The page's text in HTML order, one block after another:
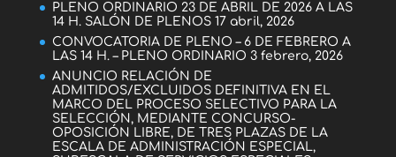
PLENO ORDINARIO 23 DE ABRIL DE 2026 A LAS
14 H. SALÓN DE PLENOS 17 abril, 2026
CONVOCATORIA DE PLENO – 6 DE FEBRERO A
LAS 14 H. – PLENO ORDINARIO 3 febrero, 2026
ANUNCIO RELACIÓN DE
ADMITIDOS/EXCLUIDOS DEFINITIVA EN EL
MARCO DEL PROCESO SELECTIVO PARA LA
SELECCIÓN, MEDIANTE CONCURSO-
OPOSICIÓN LIBRE, DE TRES PLAZAS DE LA
ESCALA DE ADMINISTRACIÓN ESPECIAL,